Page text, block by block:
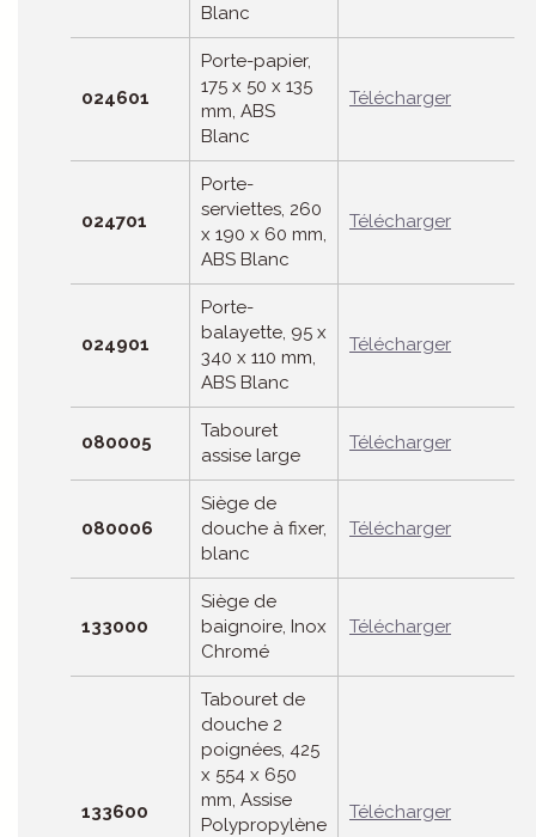
Blanc
024601
Porte-papier,
175 x 50 x 135
mm, ABS
Blanc
Télécharger
024701
Porte-
serviettes, 260
x 190 x 60 mm,
ABS Blanc
Télécharger
024901
Porte-
balayette, 95 x
340 x 110 mm,
ABS Blanc
Télécharger
080005
Tabouret
assise large
Télécharger
080006
Siège de
douche à fixer,
blanc
Télécharger
133000
Siège de
baignoire, Inox
Chromé
Télécharger
133600
Tabouret de
douche 2
poignées, 425
x 554 x 650
mm, Assise
Polypropylène
Télécharger